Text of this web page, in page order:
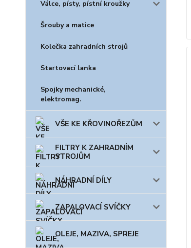
Válce, písty, pístní kroužky
Šrouby a matice
Kolečka zahradních strojů
Startovací lanka
Spojky mechanické,
elektromag.
VŠE KE KŘOVINOŘEZŮM
FILTRY K ZAHRADNÍM
STROJŮM
NÁHRADNÍ DÍLY
ZAPALOVACÍ SVÍČKY
OLEJE, MAZIVA, SPREJE